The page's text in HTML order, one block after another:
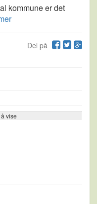
kommune er det
Del på
vise